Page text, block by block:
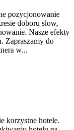
pozycjonowanie
doboru slow,
Nasze efekty
Zapraszamy do
w...
korzystne hotele.